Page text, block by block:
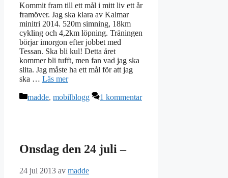
Kommit fram till ett mål i mitt liv ett år
framöver. Jag ska klara av Kalmar
minitri 2014. 520m simning, 18km
cykling och 4,2km löpning. Träningen
börjar imorgon efter jobbet med
Tessan. Ska bli kul! Detta året
kommer bli tufft, men fan vad jag ska
slita. Jag måste ha ett mål för att jag
ska … Läs mer
Kategorier
madde, mobilblogg 1 kommentar
Onsdag den 24 juli –
24 jul 2013 av madde